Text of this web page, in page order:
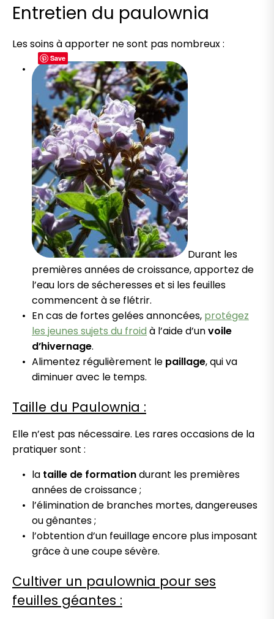
Entretien du paulownia
Les soins à apporter ne sont pas nombreux :
Durant les
premières années de croissance, apportez de
l’eau lors de sécheresses et si les feuilles
commencent à se flétrir.
En cas de fortes gelées annoncées, protégez
les jeunes sujets du froid à l’aide d’unvoile
d’hivernage.
Alimentez régulièrement le paillage, qui va
diminuer avec le temps.
Taille du Paulownia :
Elle n’est pas nécessaire. Les rares occasions de la
pratiquer sont :
la taille de formationdurant les premières
années de croissance ;
l’élimination de branches mortes, dangereuses
ou gênantes ;
l’obtention d’un feuillage encore plus imposant
grâce à une coupe sévère.
Cultiver un paulownia pour ses
feuilles géantes :
Save